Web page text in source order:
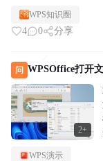
WPS知识圈
4 0 分享
问 WPSOffice打开
2+
WPS演示